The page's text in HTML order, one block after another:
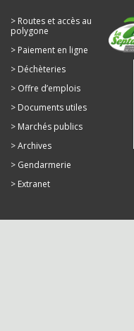
Routes et accès au
polygone
Paiement en ligne
Déchèteries
Offre d’emplois
Documents utiles
Marchés publics
Archives
Gendarmerie
Extranet